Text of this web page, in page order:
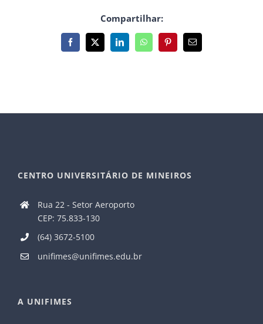
Compartilhar:
Facebook
X LinkedInWhatsAppPinterest
E-
mail
CENTRO UNIVERSITÁRIO DE MINEIROS
Rua 22 - Setor Aeroporto
CEP: 75.833-130
(64) 3672-5100
unifimes@unifimes.edu.br
A UNIFIMES